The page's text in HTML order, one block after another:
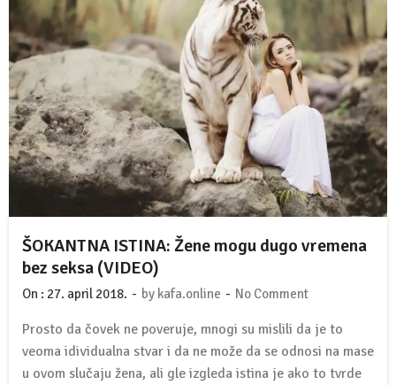
ŠOKANTNA ISTINA: Žene mogu dugo vremena
bez seksa (VIDEO)
On : 27. april 2018. - by kafa.online - No Comment
Prosto da čovek ne poveruje, mnogi su mislili da je to
veoma idividualna stvar i da ne može da se odnosi na mase
u ovom slučaju žena, ali gle izgleda istina je ako to tvrde